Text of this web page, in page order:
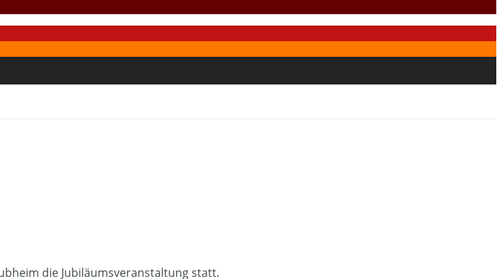
die Jubiläumsveranstaltung statt.